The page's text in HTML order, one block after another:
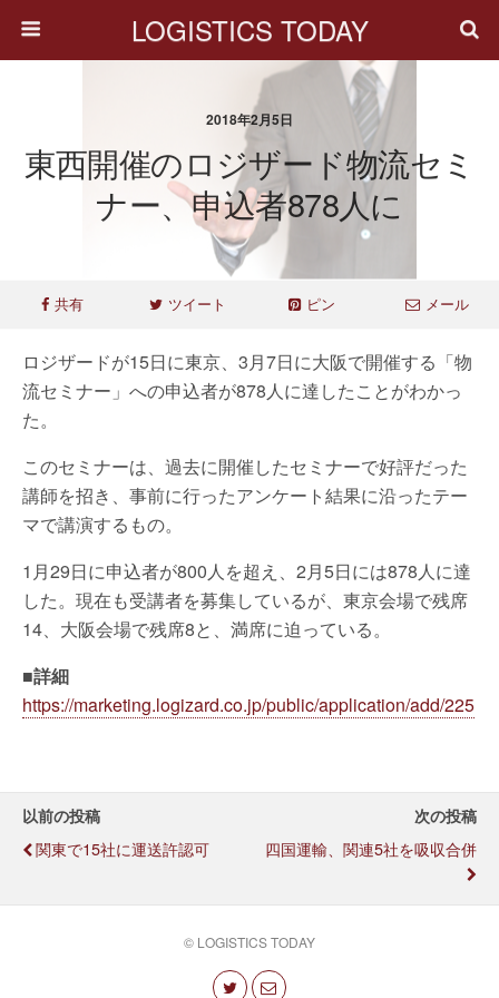
LOGISTICS TODAY
2018年2月5日
東西開催のロジザード物流セミ
ナー、申込者878人に
共有 ツイート ピン メール
ロジザードが15日に東京、3月7日に大阪で開催する「物
流セミナー」への申込者が878人に達したことがわかっ
た。
このセミナーは、過去に開催したセミナーで好評だった
講師を招き、事前に行ったアンケート結果に沿ったテー
マで講演するもの。
1月29日に申込者が800人を超え、2月5日には878人に達
した。現在も受講者を募集しているが、東京会場で残席
14、大阪会場で残席8と、満席に迫っている。
■詳細
https://marketing.logizard.co.jp/public/application/add/225
以前の投稿
関東で15社に運送許認可
次の投稿
四国運輸、関連5社を吸収合併
© LOGISTICS TODAY